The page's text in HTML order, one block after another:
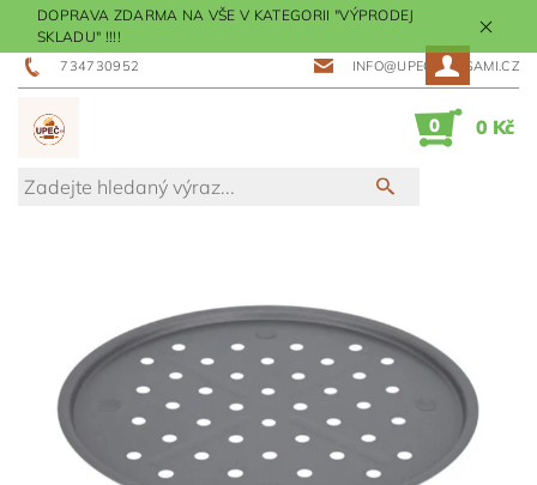
DOPRAVA ZDARMA NA VŠE V KATEGORII "VÝPRODEJ
SKLADU" !!!!
734730952 INFO@UPECMESISAMI.CZ
0 0 Kč